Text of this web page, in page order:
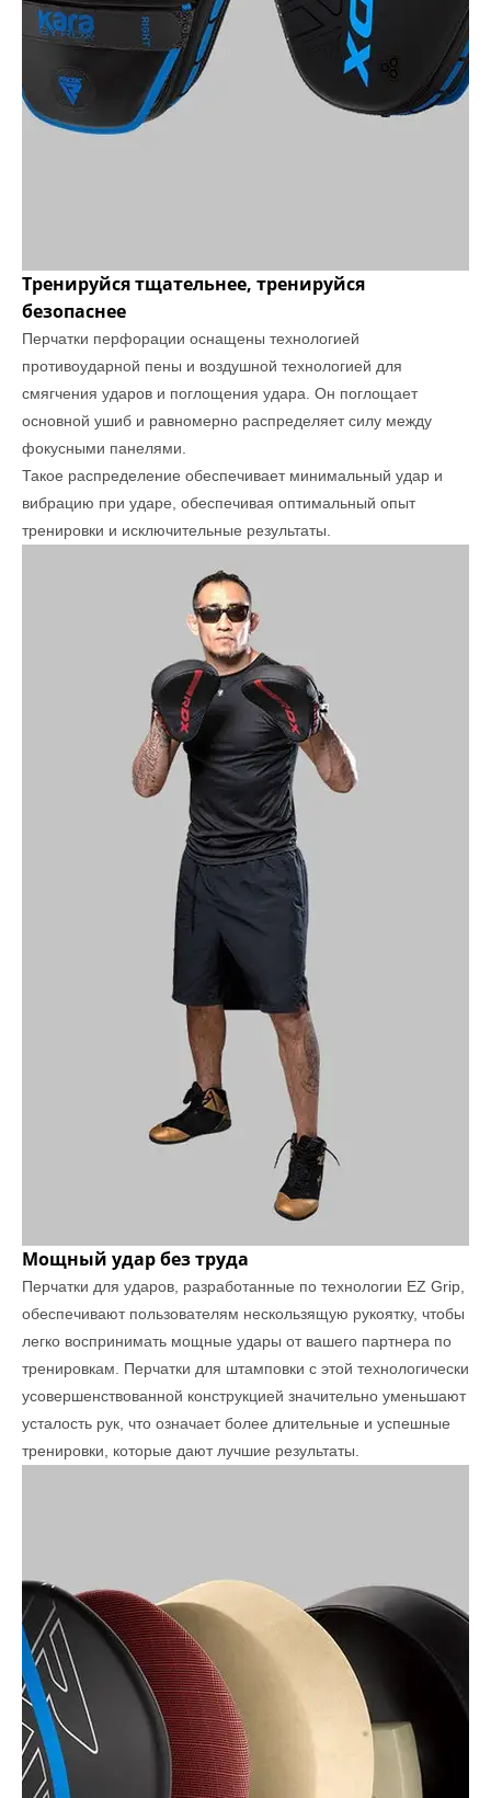
Тренируйся тщательнее, тренируйся
безопаснее
Перчатки перфорации оснащены технологией
противоударной пены и воздушной технологией для
смягчения ударов и поглощения удара. Он поглощает
основной ушиб и равномерно распределяет силу между
фокусными панелями.
Такое распределение обеспечивает минимальный удар и
вибрацию при ударе, обеспечивая оптимальный опыт
тренировки и исключительные результаты.
Мощный удар без труда
Перчатки для ударов, разработанные по технологии EZ Grip,
обеспечивают пользователям нескользящую рукоятку, чтобы
легко воспринимать мощные удары от вашего партнера по
тренировкам. Перчатки для штамповки с этой технологически
усовершенствованной конструкцией значительно уменьшают
усталость рук, что означает более длительные и успешные
тренировки, которые дают лучшие результаты.